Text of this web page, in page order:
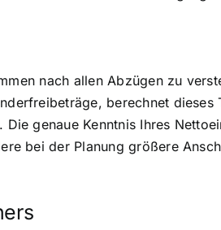
nach allen Abzügen zu
berechnet dieses
genaue Kenntnis Ihres
bei der Planung größere